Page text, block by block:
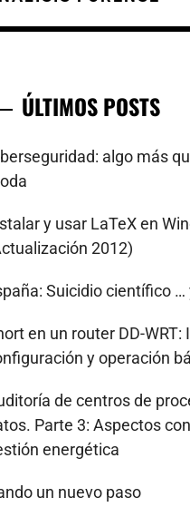
ÚLTIMOS POSTS
algo más
y usar LaTeX en
2012)
Suicidio científico
en un router DD-WRT:
y operación
de centros de
Parte 3: Aspectos
energética
un nuevo paso